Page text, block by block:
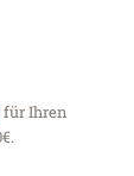
für Ihren